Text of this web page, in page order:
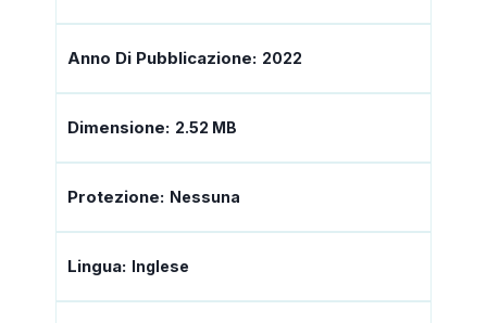
Anno Di Pubblicazione: 2022
Dimensione: 2.52 MB
Protezione: Nessuna
Lingua: Inglese